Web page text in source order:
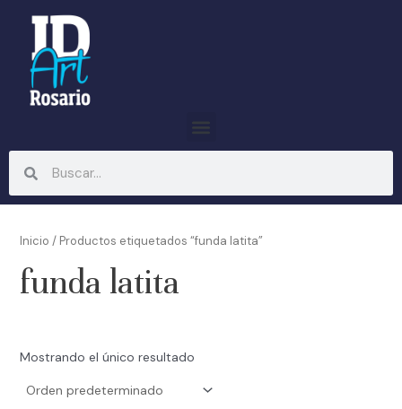
contenido
Inicio / Productos etiquetados “funda latita”
funda latita
Mostrando el único resultado